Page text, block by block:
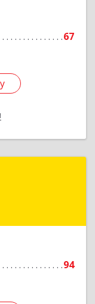
67
94
г,